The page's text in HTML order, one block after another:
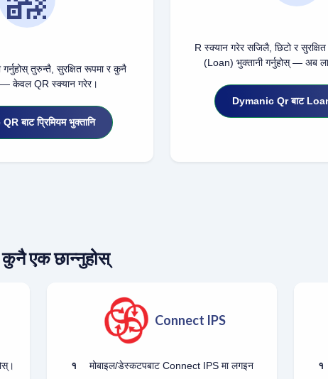
गर्नुहोस् तुरुन्तै, सुरक्षित रूपमा र कुनै
— केवल QR स्क्यान गरेर।
बाट प्रिमियम भुक्तानि
R स्क्यान गरेर सजिलै, छिटो र
(Loan) भुक्तानी गर्नुहोस् — अब
Dymanic Qr बाट
कुनै एक छान्नुहोस्
Connect IPS
१
मोबाइल/डेस्कटपबाट Connect IPS मा लगइन
१